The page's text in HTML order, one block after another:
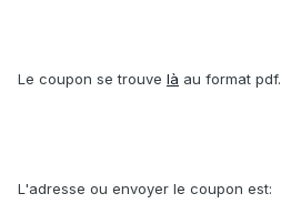
Le coupon se trouve là au format pdf.
L'adresse ou envoyer le coupon est: